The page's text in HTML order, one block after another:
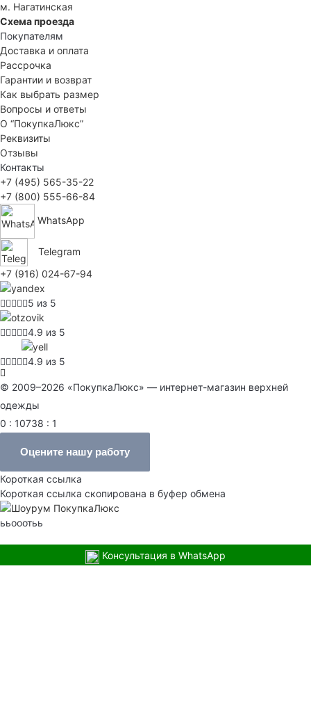
м. Нагатинская
Схема проезда
Покупателям
Доставка и оплата
Рассрочка
Гарантии и возврат
Как выбрать размер
Вопросы и ответы
О “ПокупкаЛюкс”
Реквизиты
Отзывы
Контакты
+7 (495) 565-35-22
+7 (800) 555-66-84
WhatsApp
Telegram
+7 (916) 024-67-94
5 из 5
4.9 из 5
4.9 из 5
© 2009–2026 «ПокупкаЛюкс» — интернет-магазин верхней
одежды
0 : 10738 : 1
Оцените нашу работу
Короткая ссылка
Короткая ссылка скопирована в буфер обмена
ььооотьь
Консультация в WhatsApp